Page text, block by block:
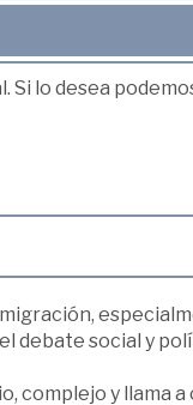
lo desea
debate social y
complejo y llama